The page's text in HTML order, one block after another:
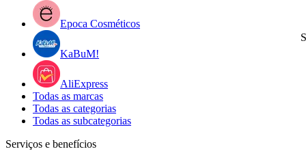
Epoca Cosméticos
KaBuM!
AliExpress
Todas as marcas
Todas as categorias
Todas as subcategorias
Serviços e benefícios